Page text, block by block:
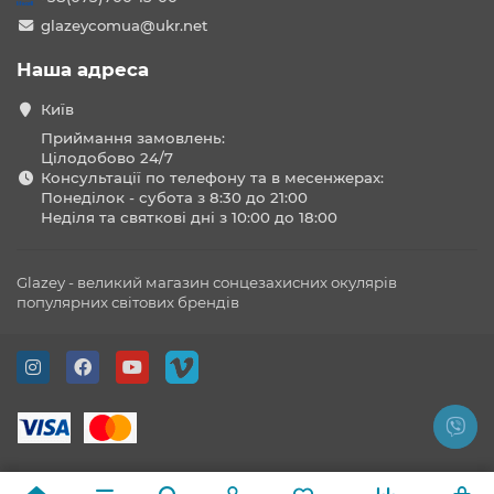
glazeycomua@ukr.net
Наша адреса
Київ
Приймання замовлень:
Цілодобово 24/7
Консультації по телефону та в месенжерах:
Понеділок - субота з 8:30 до 21:00
Неділя та святкові дні з 10:00 до 18:00
Glazey - великий магазин сонцезахисних окулярів
популярних світових брендів